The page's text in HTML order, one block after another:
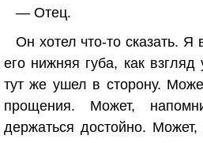
— Отец.
Он хотел что-то сказать. Я
его нижняя губа, как
тут же ушел в сторону.
прощения. Может,
держаться достойно.